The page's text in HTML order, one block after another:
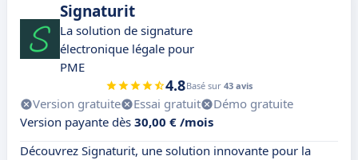
Signaturit
La solution de signature
électronique légale pour
PME
4.8Basé sur 43 avis
Version gratuite Essai gratuit
Démo gratuite
Version payante dès 30,00 € /mois
Découvrez Signaturit, une solution innovante pour la